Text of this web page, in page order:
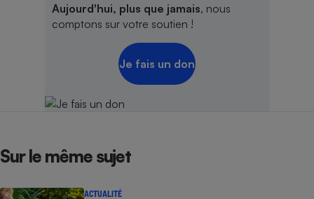
Aujourd'hui, plus que jamais, nous
comptons sur votre soutien !
Je fais un don
Sur le même sujet
ACTUALITÉ